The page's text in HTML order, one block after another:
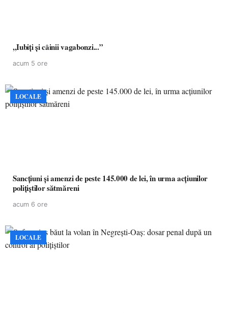
,,Iubiți și câinii vagabonzi...”
acum 5 ore
LOCALE
Sancțiuni și amenzi de peste 145.000 de lei, în urma acțiunilor
polițiștilor sătmăreni
acum 6 ore
LOCALE